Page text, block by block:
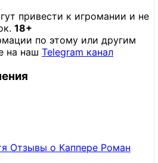
привести к игромании и не
18+
по этому или другим
на наш Telegram канал
Отзывы о Каппере Роман